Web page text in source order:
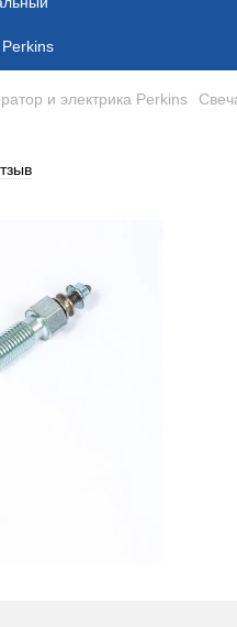
и электрика Perkins